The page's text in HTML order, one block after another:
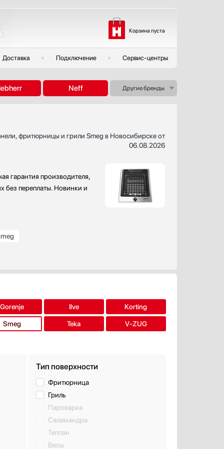
Корзина пуста
Доставка Подключение Сервис-центры
Neff Другие бренды
фритюрницы и грили Smeg в Новосибирске от
06.08.2026
гарантия производителя,
без переплаты. Новинки и
Gorenje Ilve Korting
Smeg Teka V-ZUG
Тип поверхности
Фритюрница
Гриль
Пароварка
Саламандра
Теппан
Весы